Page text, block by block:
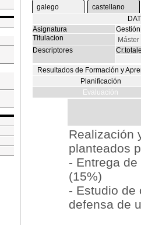
galego
castellano
Asignatura
Titulacion
Descriptores
Resultados de Formación y
Planificación
Evaluación
Realización
planteados
- Entrega
(15%)
- Estudio de
defensa de